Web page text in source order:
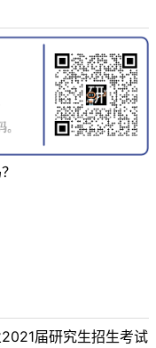
届研究生招生考试